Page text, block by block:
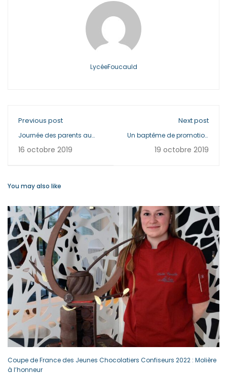
LycéeFoucauld
Previous post
Journée des parents au
lycée Charles de FOUCAULD
16 octobre 2019
Next post
Un baptême de promotion
pour nos classes de BTS
sous le signe d’Auguste
19 octobre 2019
You may also like
Coupe de France des Jeunes Chocolatiers Confiseurs 2022 : Molière
à l’honneur